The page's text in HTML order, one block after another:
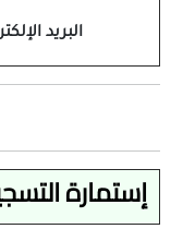
البريد
إستمارة